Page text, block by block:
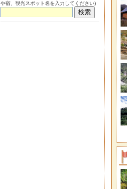
や宿、観光スポット名を入力してください)